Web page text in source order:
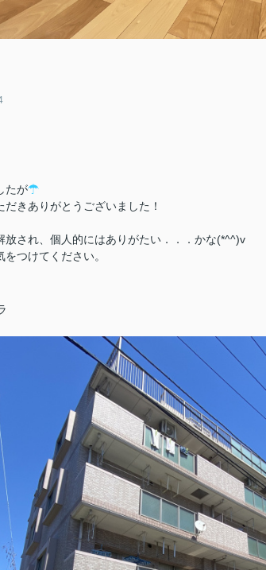
たが☂
きありがとうございました！
放され、個人的にはありがたい．．．かな(*^^)v
つけてください。